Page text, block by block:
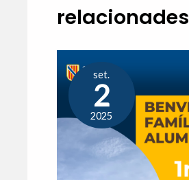
relacionades
set.
2
2025